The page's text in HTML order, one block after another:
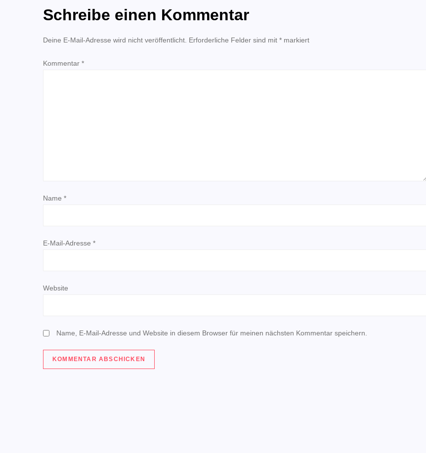
i
v
g
t
o
n
Schreibe einen Kommentar
Deine E-Mail-Adresse wird nicht veröffentlicht. Erforderliche Felder sind mit * markiert
Kommentar *
Name *
E-Mail-Adresse *
Website
Name, E-Mail-Adresse und Website in diesem Browser für meinen nächsten Kommentar speichern.